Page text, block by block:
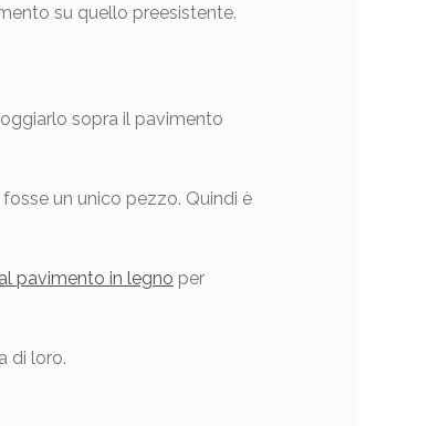
su quello preesistente.
sopra il pavimento
un unico pezzo. Quindi è
pavimento in legno per
di loro.